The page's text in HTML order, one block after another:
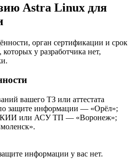
Astra Linux для
орган сертификации и срок
у разработчика нет,
вашего ТЗ или аттестата
защите информации — «Орёл»;
КИИ или АСУ ТП — «Воронеж»;
информации у вас нет.